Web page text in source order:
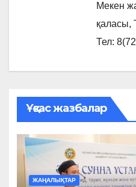
Мекен
қаласы,
Тел:
Ұқсас жазбалар
ЖАҢАЛЫҚТАР